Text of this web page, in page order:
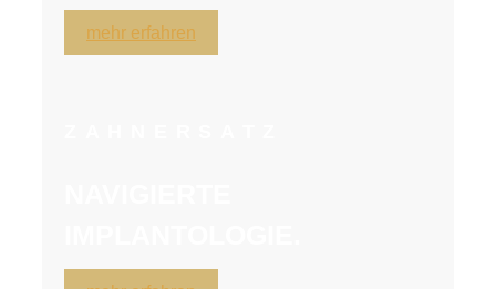
mehr erfahren